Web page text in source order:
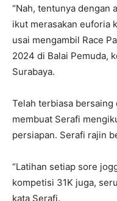
“Nah, tentunya dengan
ikut merasakan euforia
usai mengambil Race
2024 di Balai Pemuda,
Surabaya.
Telah terbiasa
membuat Serafi
persiapan. Serafi rajin
“Latihan setiap sore
kompetisi 31K juga,
kata Serafi.